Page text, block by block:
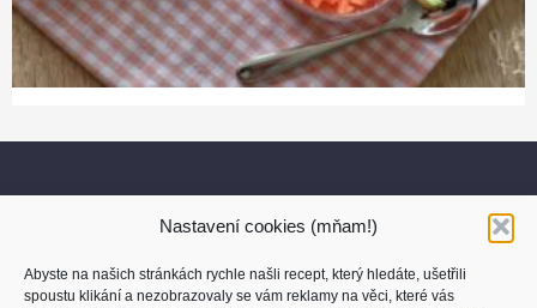
Nastavení cookies (mňam!)
Abyste na našich stránkách rychle našli recept, který hledáte, ušetřili
spoustu klikání a nezobrazovaly se vám reklamy na věci, které vás